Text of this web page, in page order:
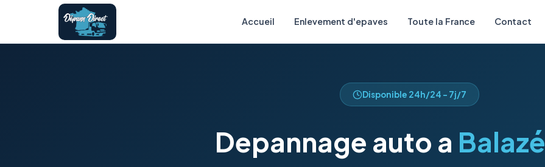
Accueil Enlevement d'epaves Toute la France Contact
Disponible 24h/24 - 7j/7
Depannage auto a Balazé